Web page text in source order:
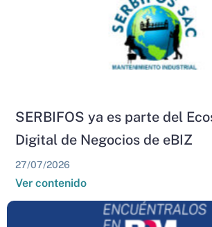
SERBIFOS ya es parte del
Digital de Negocios de eBIZ
27/07/2026
Ver contenido